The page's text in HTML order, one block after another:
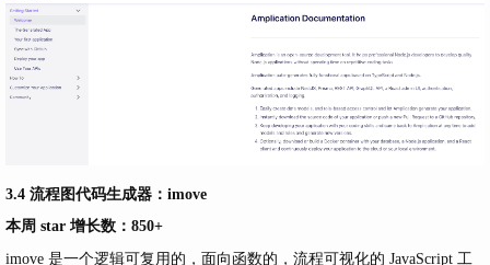
3.4 流程图代码生成器：imove
本周 star 增长数：850+
imove 是一个逻辑可复用的，面向函数的，流程可视化的 JavaScript 工